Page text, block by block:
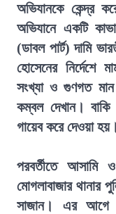
অভিযানকে কেন্দ্র
অভিযানে একটি
(ডাবল পার্ট) দামি
হোসেনের নির্দেশে
সংখ্যা ও গুণগত
কম্বল দেখান।
গায়েব করে দেওয়া হয়।
পরবর্তীতে আসামি ও
মোগলাবাজার থানার
সাজান। এর আগে